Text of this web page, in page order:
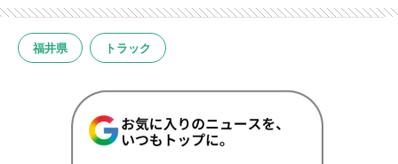
福井県 トラック